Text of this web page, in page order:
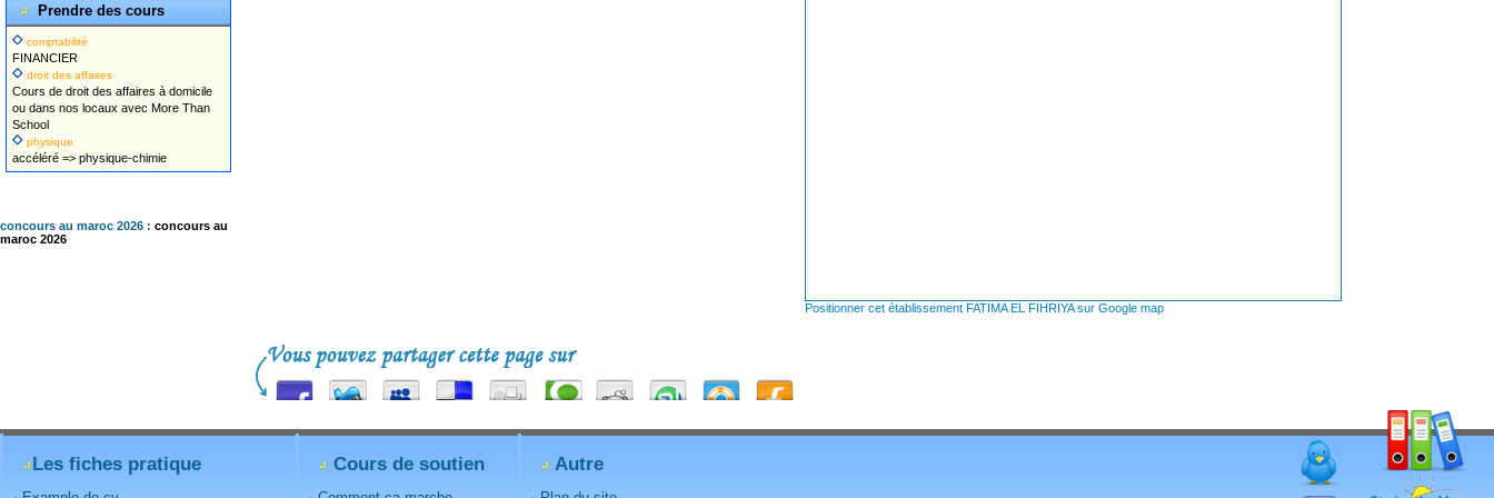
Prendre des cours
comptabilité
FINANCIER
droit des affaires
Cours de droit des affaires à domicile
ou dans nos locaux avec More Than
School
physique
accéléré => physique-chimie
concours au maroc 2026 : concours au
maroc 2026
Positionner cet établissement FATIMA EL FIHRIYA sur Google map
Les fiches pratique Cours de soutien Autre